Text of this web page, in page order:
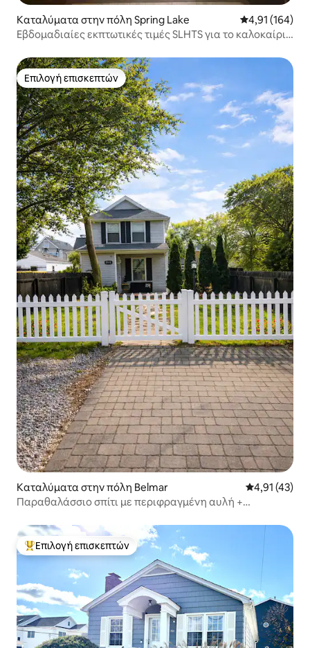
Καταλύματα στην πόλη Spring Lake Μέση
4,91 (164)
Εβδομαδιαίες εκπτωτικές τιμές SLHTS για το καλοκαίρι
Επιλογή επισκεπτών
Επιλογή επισκεπτών
Καταλύματα στην πόλη Belmar Μέση
4,91 (43)
Παραθαλάσσιο σπίτι με περιφραγμένη αυλή +
Κορυφαία επιλογή επισκεπτών
Επιλογή επισκεπτών